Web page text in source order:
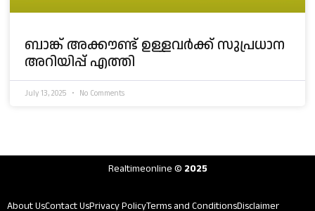
ബാങ്ക് അക്കൗണ്ട് ഉള്ളവർക്ക് സുപ്രധാന
അറിയിപ്പ് എത്തി
July 13, 2025 No Comments
Realtimeonline © 2025
About UsContact UsPrivacy PolicyTerms and ConditionsDisclaimer